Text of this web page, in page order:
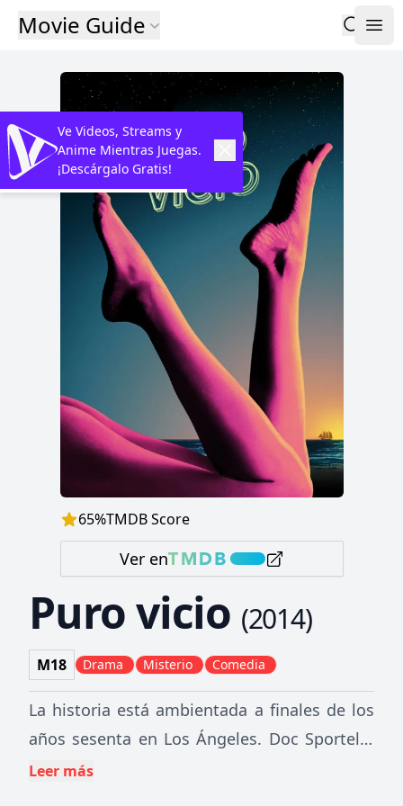
Movie Guide
65%TMDB Score
Ver en
Puro vicio (2014)
M18 Drama Misterio Comedia
La historia está ambientada a finales de los
años sesenta en Los Ángeles. Doc Sportello
es un detective privado que hace mucho
Leer más
Ve Videos, Streams y
Anime Mientras Juegas.
¡Descárgalo Gratis!